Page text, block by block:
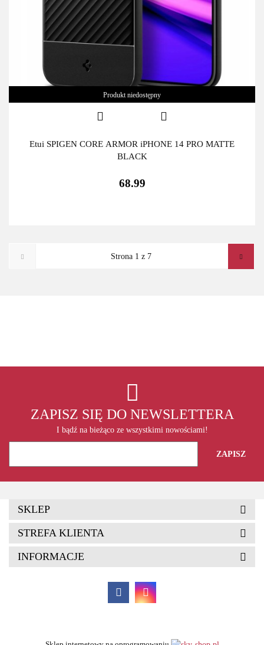
Produkt niedostępny
Etui SPIGEN CORE ARMOR iPHONE 14 PRO MATTE
BLACK
68.99
ZAPISZ SIĘ DO NEWSLETTERA
I bądź na bieżąco ze wszystkimi nowościami!
SKLEP
STREFA KLIENTA
INFORMACJE